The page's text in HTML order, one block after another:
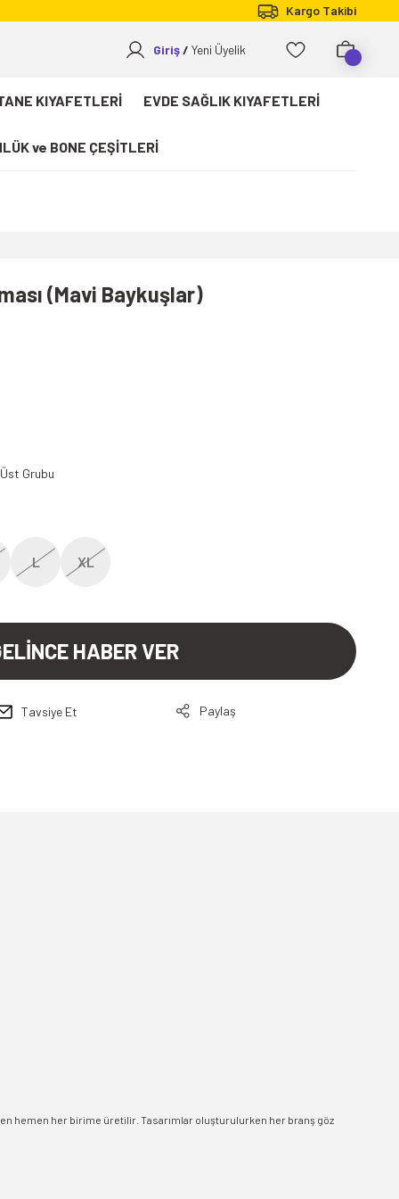
Kargo Takibi
Giriş Yeni Üyelik
KIYAFETLERİ EVDE SAĞLIK KIYAFETLERİ
ve BONE ÇEŞİTLERİ
(Mavi Baykuşlar)
Grubu
L XL
HABER VER
Tavsiye Et Paylaş
hemen her birime üretilir. Tasarımlar oluşturulurken her branş göz